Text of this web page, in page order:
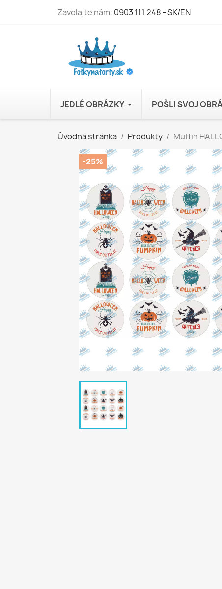
Zavolajte nám: 0903 111 248 - SK/EN
JEDLÉ OBRÁZKY POŠLI SVOJ
Úvodná stránka Produkty Muffin
-25%